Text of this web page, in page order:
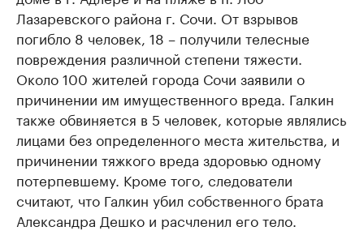
Лазаревского района г. Сочи. От взрывов
погибло 8 человек, 18 – получили телесные
повреждения различной степени тяжести.
Около 100 жителей города Сочи заявили о
причинении им имущественного вреда. Галкин
также обвиняется в 5 человек, которые являлись
лицами без определенного места жительства, и
причинении тяжкого вреда здоровью одному
потерпевшему. Кроме того, следователи
считают, что Галкин убил собственного брата
Александра Дешко и расчленил его тело.